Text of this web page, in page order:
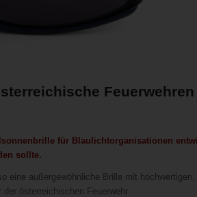
Feuerwehren
für Blaulichtorganisationen
sollte.
eine außergewöhnliche Brille mit
österreichischen Feuerwehr.